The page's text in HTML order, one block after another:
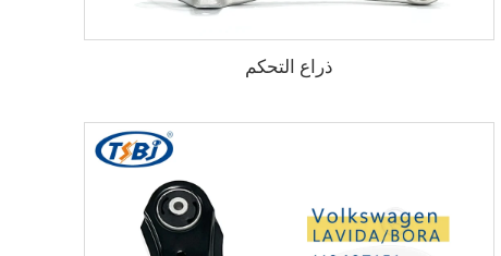
ذراع التحكم